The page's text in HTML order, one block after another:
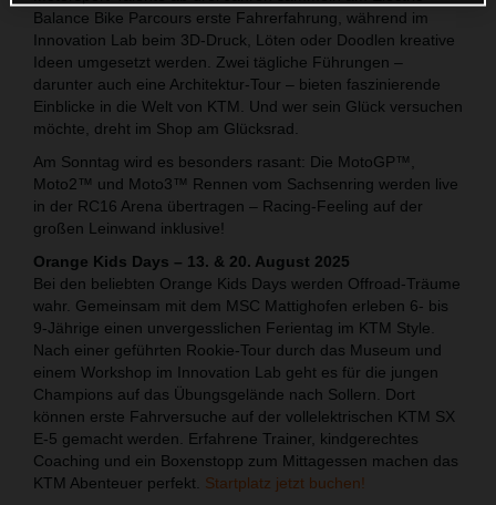
Balance Bike Parcours erste Fahrerfahrung, während im
Innovation Lab beim 3D-Druck, Löten oder Doodlen kreative
Ideen umgesetzt werden. Zwei tägliche Führungen –
darunter auch eine Architektur-Tour – bieten faszinierende
Einblicke in die Welt von KTM. Und wer sein Glück versuchen
möchte, dreht im Shop am Glücksrad.
Am Sonntag wird es besonders rasant: Die MotoGP™,
Moto2™ und Moto3™ Rennen vom Sachsenring werden live
in der RC16 Arena übertragen – Racing-Feeling auf der
großen Leinwand inklusive!
Orange Kids Days – 13. & 20. August 2025
Bei den beliebten Orange Kids Days werden Offroad-Träume
wahr. Gemeinsam mit dem MSC Mattighofen erleben 6- bis
9-Jährige einen unvergesslichen Ferientag im KTM Style.
Nach einer geführten Rookie-Tour durch das Museum und
einem Workshop im Innovation Lab geht es für die jungen
Champions auf das Übungsgelände nach Sollern. Dort
können erste Fahrversuche auf der vollelektrischen KTM SX
E-5 gemacht werden. Erfahrene Trainer, kindgerechtes
Coaching und ein Boxenstopp zum Mittagessen machen das
KTM Abenteuer perfekt. Startplatz jetzt buchen!